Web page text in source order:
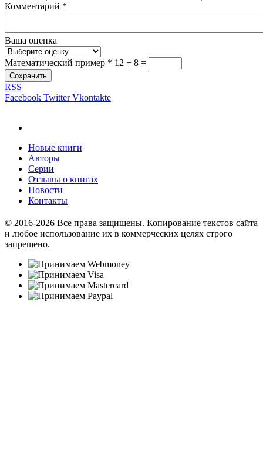
Комментарий *
Ваша оценка
Математический пример * 12 + 8 =
Сохранить
RSS
Facebook Twitter Vkontakte
Новые книги
Авторы
Серии
Отзывы о книгах
Новости
Контакты
© 2016-2026 Все права защищены. Копирование текстов сайта
и любое использование их в коммерческих целях строго
запрещено.